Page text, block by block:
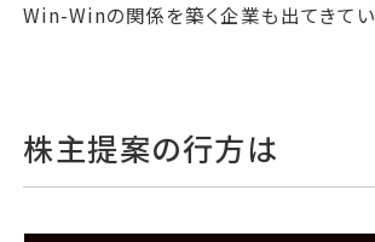
Win-Winの関係を築く企業も出てきてい
株主提案の行方は